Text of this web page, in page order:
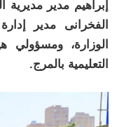
إبراهيم مدير مديرية
الفخرانى مدير
الوزارة، ومسؤولي
التعليمية بالمرج.